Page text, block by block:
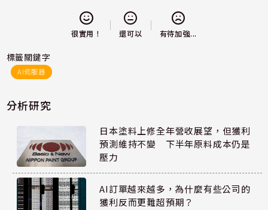
很實用！ 還可以 有待加強...
標籤關鍵字
AI伺服器
分析研究
日本塗料上修全年營收展望，但獲利
預測維持不變 下半年原料成本仍是
壓力
AI訂單越來越多，為什麼有些公司的
獲利反而更難超預期？